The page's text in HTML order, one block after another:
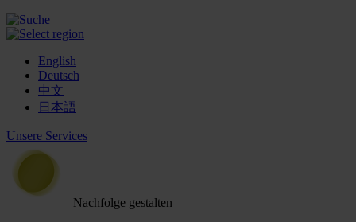
English
Deutsch
中文
日本語
Unsere Services
Nachfolge gestalten